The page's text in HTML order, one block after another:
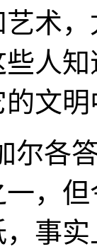
术
人
文
尔各
，
事